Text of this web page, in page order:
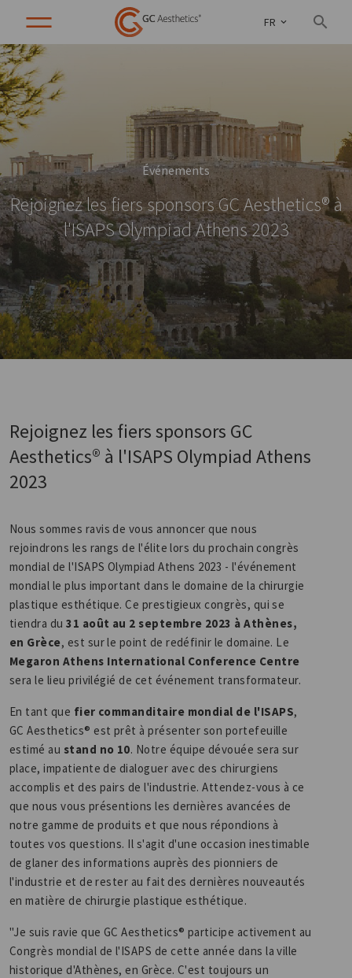
FR
Événements
Rejoignez les fiers sponsors GC Aesthetics® à
l'ISAPS Olympiad Athens 2023
Rejoignez les fiers sponsors GC
Aesthetics® à l'ISAPS Olympiad Athens
2023
Nous sommes ravis de vous annoncer que nous
rejoindrons les rangs de l'élite lors du prochain congrès
mondial de l'ISAPS Olympiad Athens 2023 - l'événement
mondial le plus important dans le domaine de la chirurgie
plastique esthétique. Ce prestigieux congrès, qui se
tiendra du31 août au 2 septembre 2023 à Athènes,
en Grèce, est sur le point de redéfinir le domaine. Le
Megaron Athens International Conference Centre
sera le lieu privilégié de cet événement transformateur.
En tant que fier commanditaire mondial de l'ISAPS,
GC Aesthetics® est prêt à présenter son portefeuille
estimé au stand no 10. Notre équipe dévouée sera sur
place, impatiente de dialoguer avec des chirurgiens
accomplis et des pairs de l'industrie. Attendez-vous à ce
que nous vous présentions les dernières avancées de
notre gamme de produits et que nous répondions à
toutes vos questions. Il s'agit d'une occasion inestimable
de glaner des informations auprès des pionniers de
l'industrie et de rester au fait des dernières nouveautés
en matière de chirurgie plastique esthétique.
"Je suis ravie que GC Aesthetics® participe activement au
Congrès mondial de l'ISAPS de cette année dans la ville
historique d'Athènes, en Grèce. C'est toujours un